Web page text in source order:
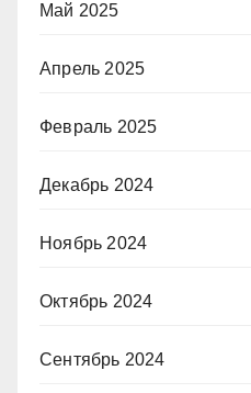
Май 2025
Апрель 2025
Февраль 2025
Декабрь 2024
Ноябрь 2024
Октябрь 2024
Сентябрь 2024